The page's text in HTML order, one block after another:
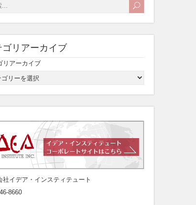
ゴリアーカイブ
リアーカイブ
社イデア・インスティテュート
8660